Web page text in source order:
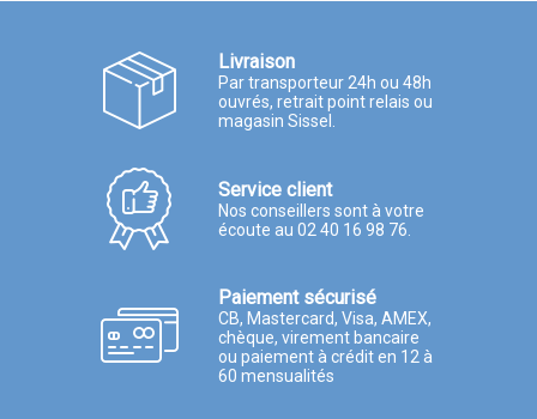
Livraison
Par transporteur 24h ou 48h
ouvrés, retrait point relais ou
magasin Sissel.
Service client
Nos conseillers sont à votre
écoute au 02 40 16 98 76.
Paiement sécurisé
CB, Mastercard, Visa, AMEX,
chèque, virement bancaire
ou paiement à crédit en 12 à
60 mensualités